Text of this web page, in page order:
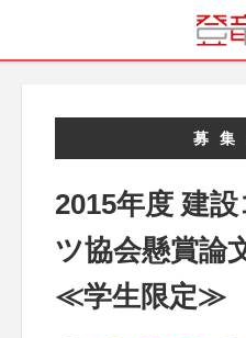
募集
2015年度 建
ツ協会懸賞論
≪学生限定≫